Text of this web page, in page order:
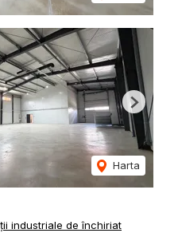
Harta
Next
industriale de închiriat